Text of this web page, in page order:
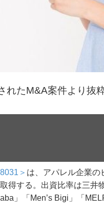
たM&A案件より抜
＞ は、アパレル企業の
得する。出資比率は三井
」「Men’s Bigi」「